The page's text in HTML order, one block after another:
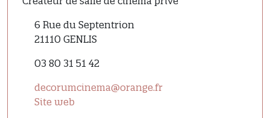
6 Rue du Septentrion
21110 GENLIS
03 80 31 51 42
decorumcinema@orange.fr
Site web